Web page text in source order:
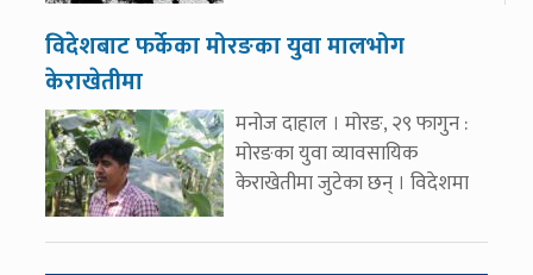
विदेशबाट फर्केका मोरङका युवा मालभोग
केराखेतीमा
मनोज दाहाल । मोरङ, २९ फागुन :
मोरङका युवा व्यावसायिक
केराखेतीमा जुटेका छन् । विदेशमा